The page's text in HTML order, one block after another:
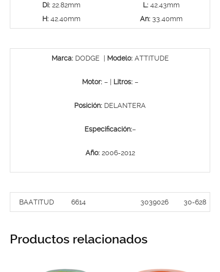
Di: 22.82mm
H: 42.40mm
L:42.43mm
An:33.40mm
Marca:DODGE | Modelo: ATTITUDE
Motor:– | Litros:–
Posición: DELANTERA
Especificación:–
Año:2006-2012
BAATITUD 6614 3039026 30-628
Productos relacionados